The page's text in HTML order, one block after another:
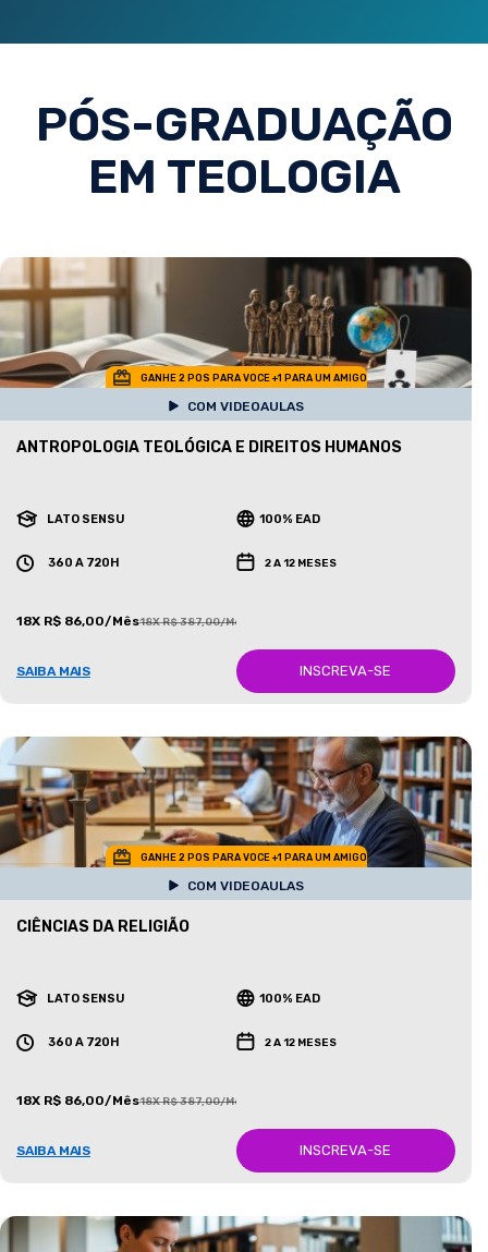
PÓS-GRADUAÇÃO
EM TEOLOGIA
GANHE 2 POS PARA VOCE +1 PARA UM AMIGO
COM VIDEOAULAS
ANTROPOLOGIA TEOLÓGICA E DIREITOS HUMANOS
LATO SENSU 100% EAD
360 A 720H 2 A 12 MESES
18X R$ 86,00/Mês18X R$ 387,00/Mês
SAIBA MAIS INSCREVA-SE
GANHE 2 POS PARA VOCE +1 PARA UM AMIGO
COM VIDEOAULAS
CIÊNCIAS DA RELIGIÃO
LATO SENSU 100% EAD
360 A 720H 2 A 12 MESES
18X R$ 86,00/Mês18X R$ 387,00/Mês
SAIBA MAIS INSCREVA-SE